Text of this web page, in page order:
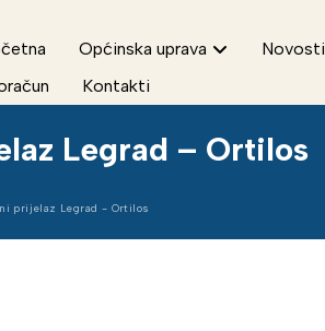
Općinska uprava Novosti
Kontakti
Legrad – Ortilos
prijelaz Legrad - Ortilos